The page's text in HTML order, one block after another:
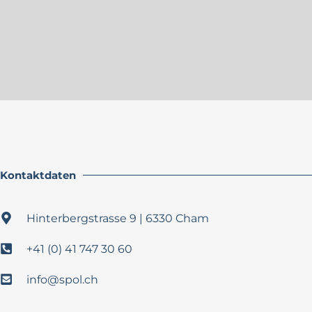
Kontaktdaten
Hinterbergstrasse 9 | 6330 Cham
+41 (0) 41 747 30 60
info@spol.ch​